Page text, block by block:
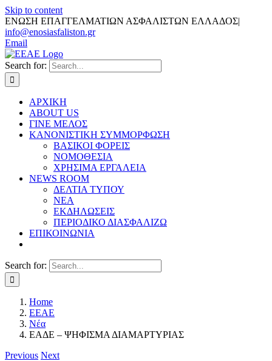
Skip to content
ΕΝΩΣΗ ΕΠΑΓΓΕΛΜΑΤΙΩΝ ΑΣΦΑΛΙΣΤΩΝ ΕΛΛΑΔΟΣ|
info@enosiasfaliston.gr
Email
Search for:
ΑΡΧΙΚΗ
ABOUT US
ΓΙΝΕ ΜΕΛΟΣ
ΚΑΝΟΝΙΣΤΙΚΗ ΣΥΜΜΟΡΦΩΣΗ
ΒΑΣΙΚΟΙ ΦΟΡΕΙΣ
ΝΟΜΟΘΕΣΙΑ
ΧΡΗΣΙΜΑ ΕΡΓΑΛΕΙΑ
NEWS ROOM
ΔΕΛΤΙΑ ΤΥΠΟΥ
ΝΕΑ
ΕΚΔΗΛΩΣΕΙΣ
ΠΕΡΙΟΔΙΚΟ ΔΙΑΣΦΑΛΙΖΩ
ΕΠΙΚΟΙΝΩΝΙΑ
Search for:
Home
ΕΕΑΕ
Νέα
ΕΑΔΕ – ΨΗΦΙΣΜΑ ΔΙΑΜΑΡΤΥΡΙΑΣ
Previous Next